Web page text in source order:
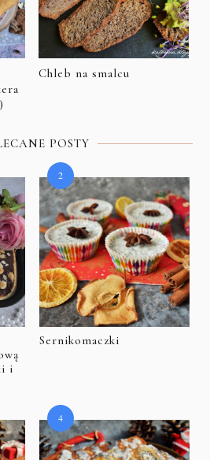
Chleb na smalcu
POSTY
i
Sernikomaczki